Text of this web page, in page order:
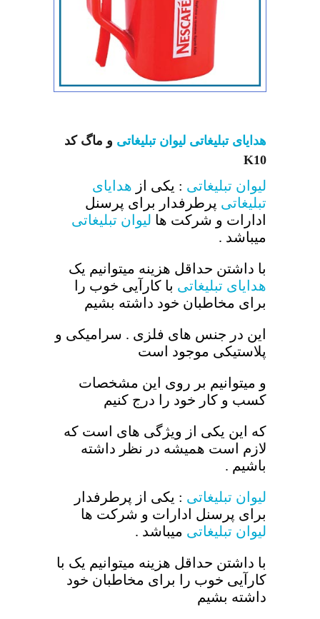
هدایای تبلیغاتی لیوان تبلیغاتی و ماگ کد
K10
لیوان تبلیغاتی : یکی از هدایای
تبلیغاتی پرطرفدار برای پرسنل
ادارات و شرکت ها لیوان تبلیغاتی
میباشد .
با داشتن حداقل هزینه میتوانیم یک
هدایای تبلیغاتی با کارآیی خوب را
برای مخاطبان خود داشته بشیم
این در جنس های فلزی . سرامیکی و
پلاستیکی موجود است
و میتوانیم بر روی این مشخصات
کسب و کار خود را درج کنیم
که این یکی از ویژگی های است که
لازم است همیشه در نظر داشته
باشیم .
لیوان تبلیغاتی : یکی از پرطرفدار
برای پرسنل ادارات و شرکت ها
لیوان تبلیغاتی میباشد .
با داشتن حداقل هزینه میتوانیم یک با
کارآیی خوب را برای مخاطبان خود
داشته بشیم